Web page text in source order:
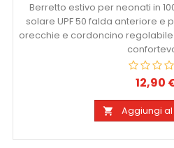
Berretto estivo per neonati in
solare UPF 50 falda anteriore e
orecchie e cordoncino
Prezzo
12,90
 Aggiungi